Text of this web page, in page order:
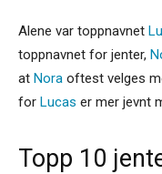
Alene var toppnavnet
toppnavnet for jenter,
at Nora oftest velges
for Lucas er mer jevnt
Topp 10